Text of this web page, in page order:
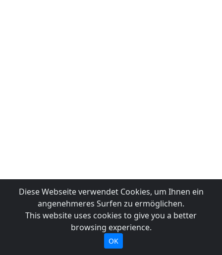
Diese Webseite verwendet Cookies, um Ihnen ein
angenehmeres Surfen zu ermöglichen.
This website uses cookies to give you a better
browsing experience.
OK